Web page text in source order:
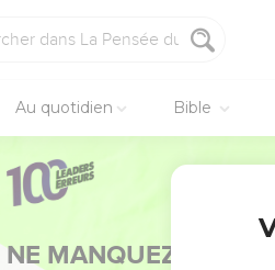
Au quotidien Bible
NE MANQUEZ PAS